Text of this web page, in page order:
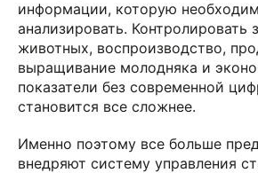
информации, которую
анализировать. Контролировать
животных, воспроизводство,
выращивание молодняка и
показатели без современной
становится все сложнее.
Именно поэтому все больше
внедряют систему управления